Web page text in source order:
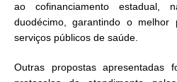
ao cofinanciamento
duodécimo, garantindo o melhor
serviços públicos de saúde.
Outras propostas apresentadas